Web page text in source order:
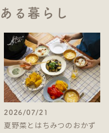
る暮らし
2026/07/21
夏野菜とはちみつのおかず